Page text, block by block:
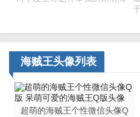
后悔
海贼王头像列表
超萌的海贼王个性微信头像Q